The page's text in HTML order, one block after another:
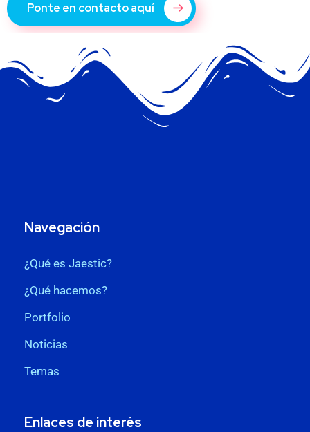
Ponte en contacto aquí
Navegación
¿Qué es Jaestic?
¿Qué hacemos?
Portfolio
Noticias
Temas
Enlaces de interés